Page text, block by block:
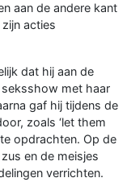
aan de andere kant
acties
dat hij aan de
met haar
gaf hij tijdens de
zoals ‘let them
opdrachten. Op de
en de meisjes
verrichten.